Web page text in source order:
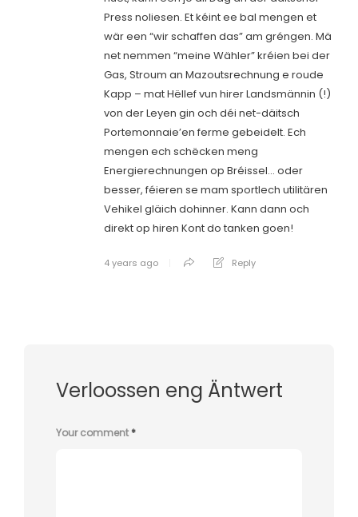
Press noliesen. Et kéint ee bal mengen et
wär een “wir schaffen das” am gréngen. Mä
net nemmen “meine Wähler” kréien bei der
Gas, Stroum an Mazoutsrechnung e roude
Kapp – mat Hëllef vun hirer Landsmännin (!)
von der Leyen gin och déi net-däitsch
Portemonnaie’en ferme gebeidelt. Ech
mengen ech schëcken meng
Energierechnungen op Bréissel… oder
besser, féieren se mam sportlech utilitären
Vehikel gläich dohinner. Kann dann och
direkt op hiren Kont do tanken goen!
4 years ago Reply
Verloossen eng Äntwert
Your comment*